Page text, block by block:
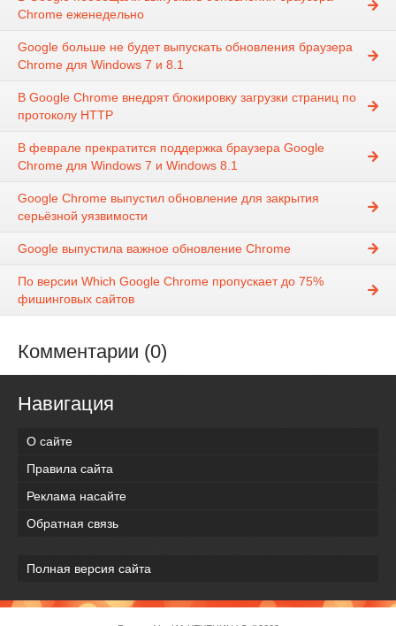
Chrome еженедельно
Google больше не будет выпускать обновления браузера
Chrome для Windows 7 и 8.1
В Google Chrome внедрят блокировку загрузки страниц по
протоколу HTTP
В феврале прекратится поддержка браузера Google
Chrome для Windows 7 и Windows 8.1
Google Chrome выпустил обновление для закрытия
серьёзной уязвимости
Google выпустила важное обновление Chrome
По версии Which Google Chrome пропускает до 75%
фишинговых сайтов
Комментарии (0)
Навигация
О сайте
Правила сайта
Реклама насайте
Обратная связь
Полная версия сайта